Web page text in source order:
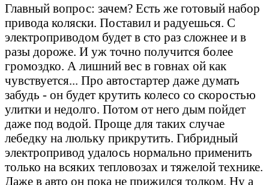
Главный вопрос: зачем? Есть же готовый набор
привода коляски. Поставил и радуешься. С
электроприводом будет в сто раз сложнее и в
разы дороже. И уж точно получится более
громоздко. А лишний вес в говнах ой как
чувствуется... Про автостартер даже думать
забудь - он будет крутить колесо со скоростью
улитки и недолго. Потом от него дым пойдет
даже под водой. Проще для таких случае
лебедку на люльку прикрутить. Гибридный
электропривод удалось нормально применить
только на всяких тепловозах и тяжелой технике.
Даже в авто он пока не прижился толком. Ну а